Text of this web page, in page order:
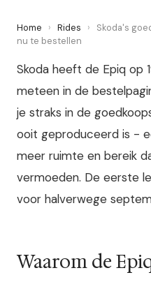
Home › Rides ›
Skoda's
nu te bestellen
Skoda heeft de Epiq op
meteen in de
je straks in de
ooit geproduceerd is -
meer ruimte en bereik
vermoeden. De eerste
voor halverwege
Waarom de